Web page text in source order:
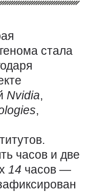
стала
Nvidia,
,
часов и две
14 часов —